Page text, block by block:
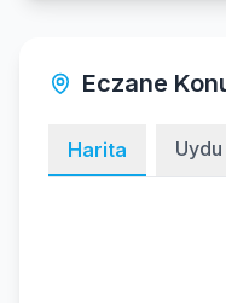
Eczane
Harita Uydu